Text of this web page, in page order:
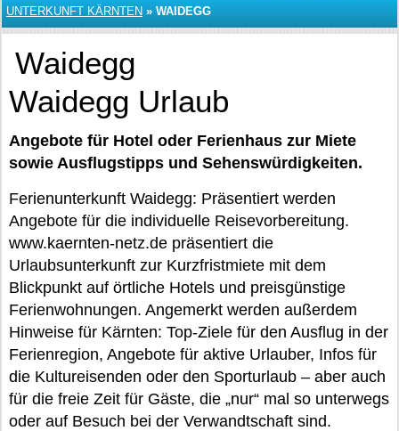
UNTERKUNFT KÄRNTEN » WAIDEGG
Waidegg
Waidegg Urlaub
Angebote für Hotel oder Ferienhaus zur Miete
sowie Ausflugstipps und Sehenswürdigkeiten.
Ferienunterkunft Waidegg: Präsentiert werden
Angebote für die individuelle Reisevorbereitung.
www.kaernten-netz.de präsentiert die
Urlaubsunterkunft zur Kurzfristmiete mit dem
Blickpunkt auf örtliche Hotels und preisgünstige
Ferienwohnungen. Angemerkt werden außerdem
Hinweise für Kärnten: Top-Ziele für den Ausflug in der
Ferienregion, Angebote für aktive Urlauber, Infos für
die Kultureisenden oder den Sporturlaub – aber auch
für die freie Zeit für Gäste, die „nur“ mal so unterwegs
oder auf Besuch bei der Verwandtschaft sind.